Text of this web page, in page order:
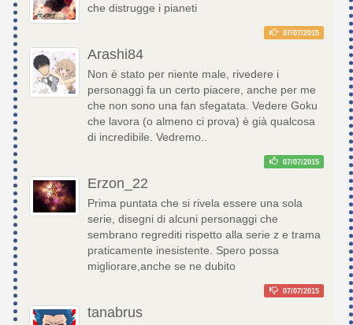
che distrugge i pianeti
07/07/2015
Arashi84
Non è stato per niente male, rivedere i
personaggi fa un certo piacere, anche per me
che non sono una fan sfegatata. Vedere Goku
che lavora (o almeno ci prova) è già qualcosa
di incredibile. Vedremo..
07/07/2015
Erzon_22
Prima puntata che si rivela essere una sola
serie, disegni di alcuni personaggi che
sembrano regrediti rispetto alla serie z e trama
praticamente inesistente. Spero possa
migliorare,anche se ne dubito
07/07/2015
tanabrus